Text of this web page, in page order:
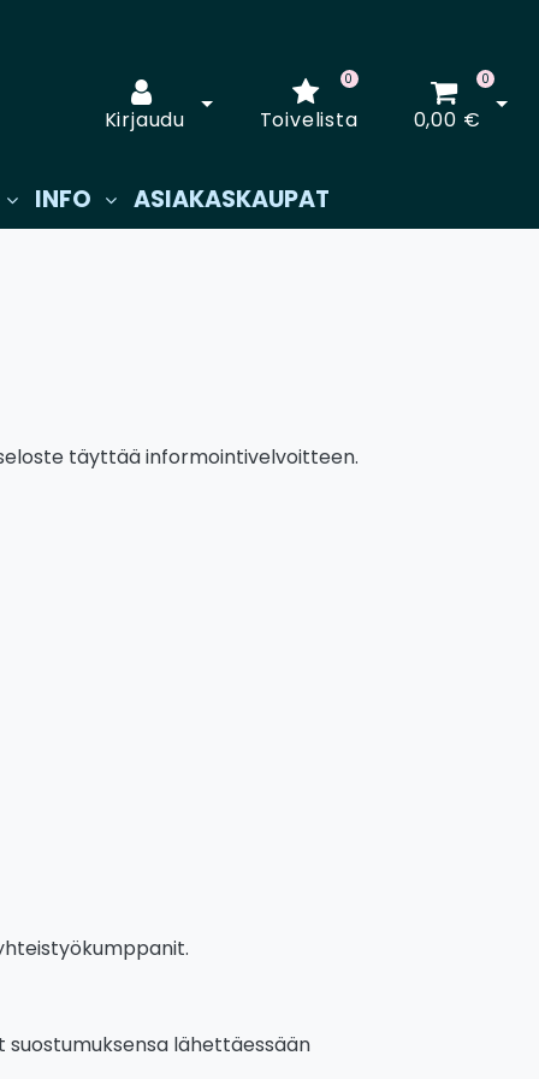
Kirjaudu
Avaa kirjautuminen
Toivelista
0 0
0,00 €
INFO ASIAKASKAUPAT
täyttää informointivelvoitteen.
lähettäessään